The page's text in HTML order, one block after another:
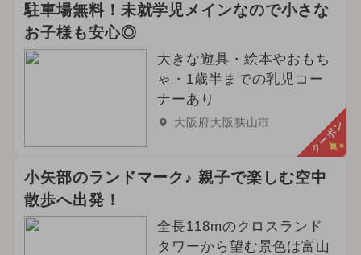
駐車場無料！未就学児メインなので小さな
お子様も安心◎
大きな遊具・絵本やおもち
ゃ・1歳半までの乳児コー
ナーあり
大阪府大阪狭山市 クーポン
小矢部のランドマーク♪ 親子で楽しむ空中
散歩へ出発！
全長118mのクロスランド
タワーから望む景色は富山